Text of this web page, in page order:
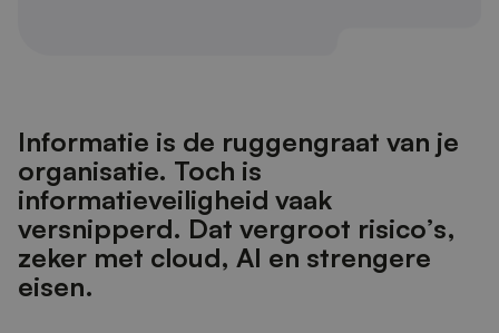
Informatie is de ruggengraat van je
organisatie. Toch is
informatieveiligheid vaak
versnipperd. Dat vergroot risico’s,
zeker met cloud, AI en strengere
eisen.